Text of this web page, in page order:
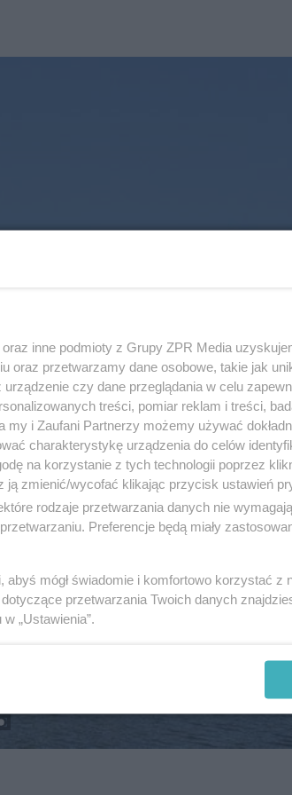
inne podmioty z Grupy ZPR Media
oraz przetwarzamy dane osobowe, takie jak
czy dane przeglądania w celu
treści, pomiar reklam i treści,
my i Zaufani Partnerzy możemy używać
charakterystykę urządzenia do celów
na korzystanie z tych technologii poprzez
ją zmienić/wycofać klikając przycisk ustawień
rodzaje przetwarzania danych nie
Preferencje będą miały
abyś mógł świadomie i komfortowo korzystać z
przetwarzania Twoich danych
„Ustawienia”.